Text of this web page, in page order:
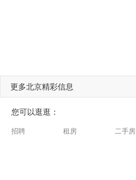
更多北京精彩信息
您可以逛逛：
招聘 租房 二手房